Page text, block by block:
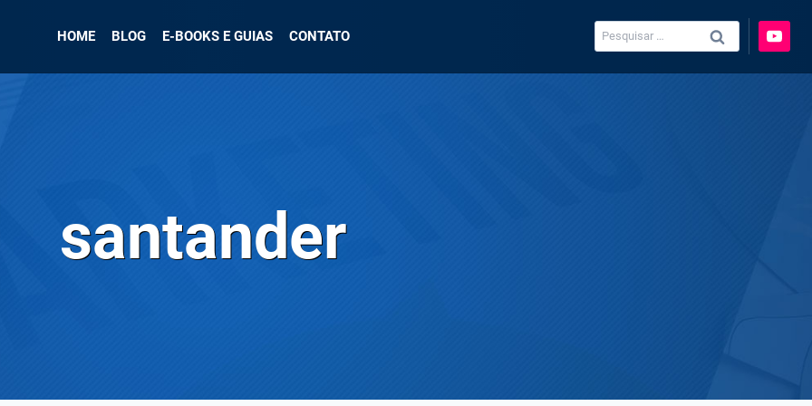
HOME BLOG E-BOOKS E GUIAS CONTATO
Pesquisar
por:
santander